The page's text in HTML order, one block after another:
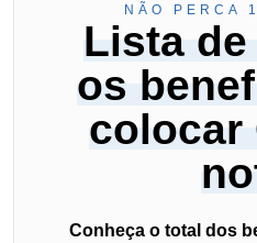
NÃO PERCA
Lista de
os
colocar
Conheça o total dos